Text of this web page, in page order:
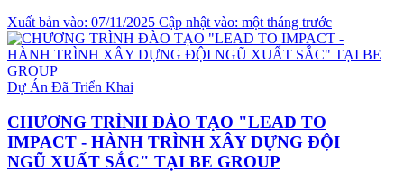
Xuất bản vào: 07/11/2025 Cập nhật vào: một tháng trước
Dự Án Đã Triển Khai
CHƯƠNG TRÌNH ĐÀO TẠO "LEAD TO
IMPACT - HÀNH TRÌNH XÂY DỰNG ĐỘI
NGŨ XUẤT SẮC" TẠI BE GROUP